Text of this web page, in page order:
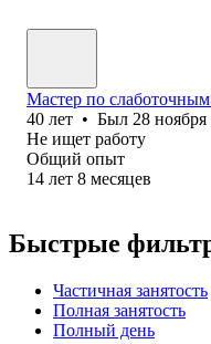
Мастер по слаботочным
40 лет • Был 28 ноября
Не ищет работу
Общий опыт
14 лет 8 месяцев
Быстрые
Частичная занятость
Полная занятость
Полный день